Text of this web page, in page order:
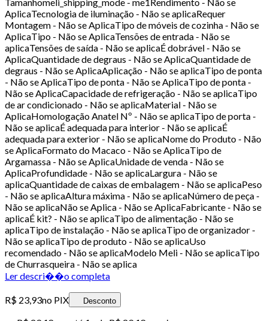
AplicaTecnologia de iluminação - Não se aplicaRequer
Montagem - Não se AplicaTipo de móveis de cozinha - Não se
AplicaTipo - Não se AplicaTensões de entrada - Não se
aplicaTensões de saída - Não se aplicaÉ dobrável - Não se
AplicaQuantidade de degraus - Não se AplicaQuantidade de
degraus - Não se AplicaAplicação - Não se aplicaTipo de ponta
- Não se AplicaTipo de ponta - Não se AplicaTipo de ponta -
Não se AplicaCapacidade de refrigeração - Não se aplicaTipo
de ar condicionado - Não se aplicaMaterial - Não se
AplicaHomologação Anatel Nº - Não se aplicaTipo de porta -
Não se aplicaÉ adequada para interior - Não se aplicaÉ
adequada para exterior - Não se aplicaNome do Produto - Não
se AplicaFormato do Macaco - Não se AplicaTipo de
Argamassa - Não se AplicaUnidade de venda - Não se
AplicaProfundidade - Não se aplicaLargura - Não se
aplicaQuantidade de caixas de embalagem - Não se aplicaPeso
- Não se aplicaAltura máxima - Não se aplicaNúmero de peça -
Não se aplicaNão se Aplica - Não se AplicaFabricante - Não se
aplicaÉ kit? - Não se aplicaTipo de alimentação - Não se
aplicaTipo de instalação - Não se aplicaTipo de organizador -
Não se aplicaTipo de produto - Não se aplicaUso
recomendado - Não se aplicaModelo Meli - Não se aplicaTipo
de Churrasqueira - Não se aplica
Ler descri��o completa
R$ 23,93no PIX Desconto